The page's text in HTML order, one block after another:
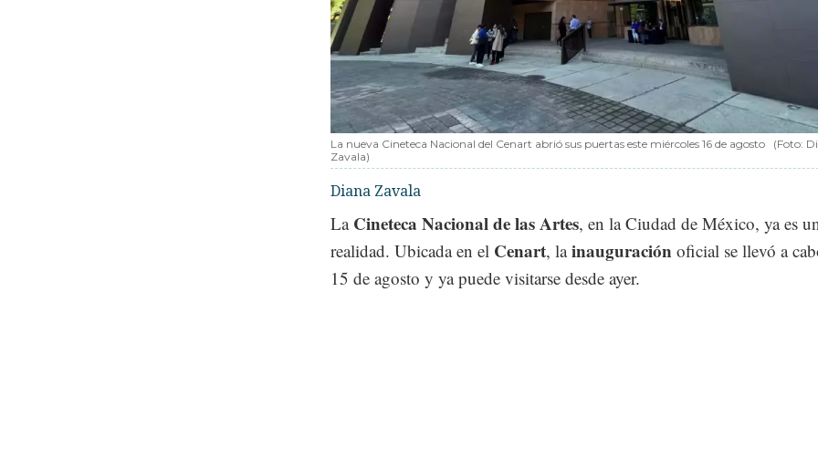
La nueva Cineteca Nacional del Cenart abrió sus puertas este miércoles 16 de agosto
(Foto:
Zavala)
Diana Zavala
La Cineteca Nacional de las Artes, en la Ciudad de México, ya es
realidad. Ubicada en el Cenart, lainauguración oficial se llevó a
15 de agosto y ya puede visitarse desde ayer.